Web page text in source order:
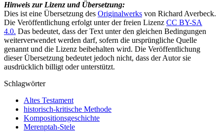
Hinweis zur Lizenz und Übersetzung:
Dies ist eine Übersetzung des Originalwerks von Richard Averbeck.
Die Veröffentlichung erfolgt unter der freien Lizenz CC BY-SA
4.0. Das bedeutet, dass der Text unter den gleichen Bedingungen
weiterverwendet werden darf, sofern die ursprüngliche Quelle
genannt und die Lizenz beibehalten wird. Die Veröffentlichung
dieser Übersetzung bedeutet jedoch nicht, dass der Autor sie
ausdrücklich billigt oder unterstützt.
Schlagwörter
Altes Testament
historisch-kritische Methode
Kompositionsgeschichte
Merenptah-Stele